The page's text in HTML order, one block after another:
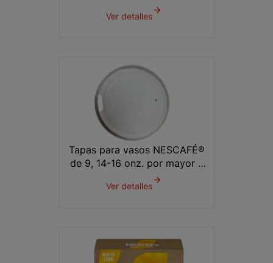
Ver detalles
Tapas para vasos NESCAFÉ®
de 9, 14-16 onz. por mayor x
2000 unds.
Ver detalles